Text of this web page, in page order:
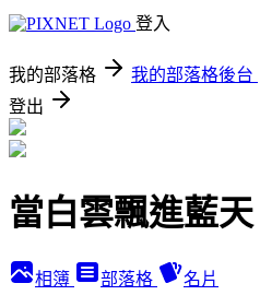
登入
我的部落格 我的部落格後台
登出
當白雲飄進藍天
相簿 部落格 名片